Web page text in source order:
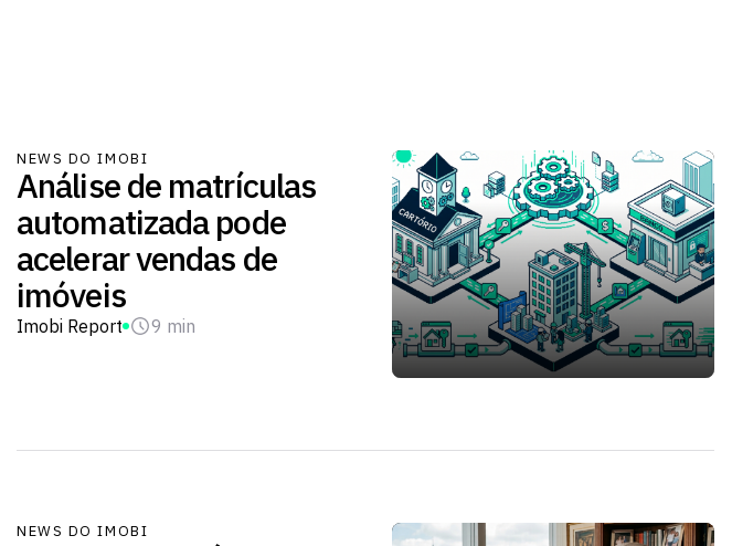
NEWS DO IMOBI
Análise de matrículas
automatizada pode
acelerar vendas de
imóveis
Imobi Report 9 min
NEWS DO IMOBI